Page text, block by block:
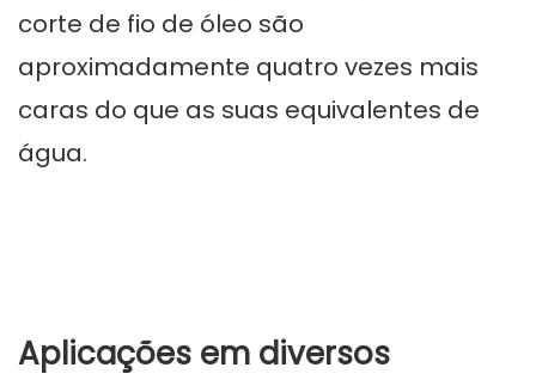
corte de fio de óleo são
aproximadamente quatro vezes mais
caras do que as suas equivalentes de
água.
Aplicações em diversos